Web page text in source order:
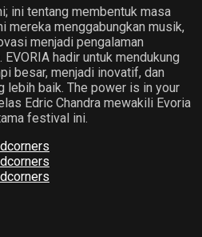
ini tentang membentuk masa
mereka menggabungkan musik,
menjadi pengalaman
hadir untuk mendukung
besar, menjadi inovatif, dan
lebih baik. The power is in your
Edric Chandra mewakili Evoria
festival ini.